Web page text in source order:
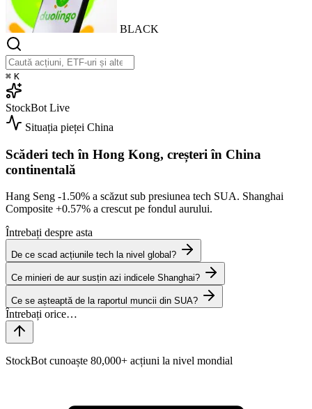
BLACK
⌘ K
StockBot Live
Situația pieței China
Scăderi tech în Hong Kong, creșteri în China
continentală
Hang Seng -1.50% a scăzut sub presiunea tech SUA. Shanghai
Composite +0.57% a crescut pe fondul aurului.
Întrebați despre asta
De ce scad acțiunile tech la nivel global?
Ce minieri de aur susțin azi indicele Shanghai?
Ce se așteaptă de la raportul muncii din SUA?
StockBot cunoaște 80,000+ acțiuni la nivel mondial